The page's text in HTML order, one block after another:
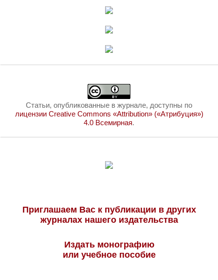
Статьи, опубликованные в журнале, доступны по
лицензии Creative Commons «Attribution» («Атрибуция»)
4.0 Всемирная.
Приглашаем Вас к публикации в других
журналах нашего издательства
Издать монографию
или учебное пособие